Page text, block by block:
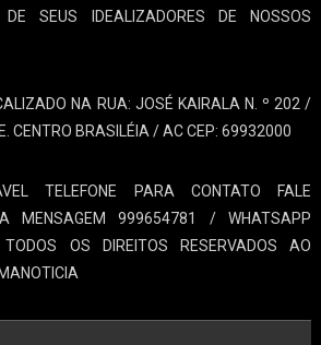
DE SEUS IDEALIZADORES DE NOSSOS
NA RUA: JOSÉ KAIRALA N. º 202 /
CENTRO BRASILÉIA / AC CEP: 69932000
TELEFONE PARA CONTATO FALE
MENSAGEM 999654781 / WHATSAPP
TODOS OS DIREITOS RESERVADOS AO